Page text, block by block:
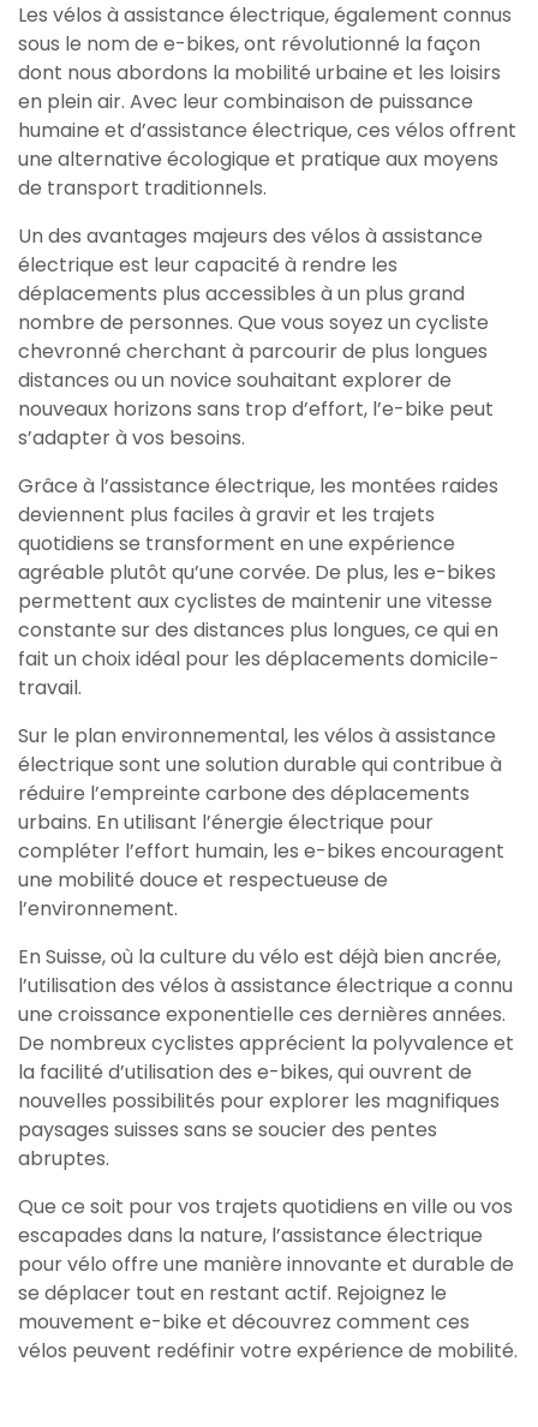
Les vélos à assistance électrique, également connus
sous le nom de e-bikes, ont révolutionné la façon
dont nous abordons la mobilité urbaine et les loisirs
en plein air. Avec leur combinaison de puissance
humaine et d’assistance électrique, ces vélos offrent
une alternative écologique et pratique aux moyens
de transport traditionnels.
Un des avantages majeurs des vélos à assistance
électrique est leur capacité à rendre les
déplacements plus accessibles à un plus grand
nombre de personnes. Que vous soyez un cycliste
chevronné cherchant à parcourir de plus longues
distances ou un novice souhaitant explorer de
nouveaux horizons sans trop d’effort, l’e-bike peut
s’adapter à vos besoins.
Grâce à l’assistance électrique, les montées raides
deviennent plus faciles à gravir et les trajets
quotidiens se transforment en une expérience
agréable plutôt qu’une corvée. De plus, les e-bikes
permettent aux cyclistes de maintenir une vitesse
constante sur des distances plus longues, ce qui en
fait un choix idéal pour les déplacements domicile-
travail.
Sur le plan environnemental, les vélos à assistance
électrique sont une solution durable qui contribue à
réduire l’empreinte carbone des déplacements
urbains. En utilisant l’énergie électrique pour
compléter l’effort humain, les e-bikes encouragent
une mobilité douce et respectueuse de
l’environnement.
En Suisse, où la culture du vélo est déjà bien ancrée,
l’utilisation des vélos à assistance électrique a connu
une croissance exponentielle ces dernières années.
De nombreux cyclistes apprécient la polyvalence et
la facilité d’utilisation des e-bikes, qui ouvrent de
nouvelles possibilités pour explorer les magnifiques
paysages suisses sans se soucier des pentes
abruptes.
Que ce soit pour vos trajets quotidiens en ville ou vos
escapades dans la nature, l’assistance électrique
pour vélo offre une manière innovante et durable de
se déplacer tout en restant actif. Rejoignez le
mouvement e-bike et découvrez comment ces
vélos peuvent redéfinir votre expérience de mobilité.